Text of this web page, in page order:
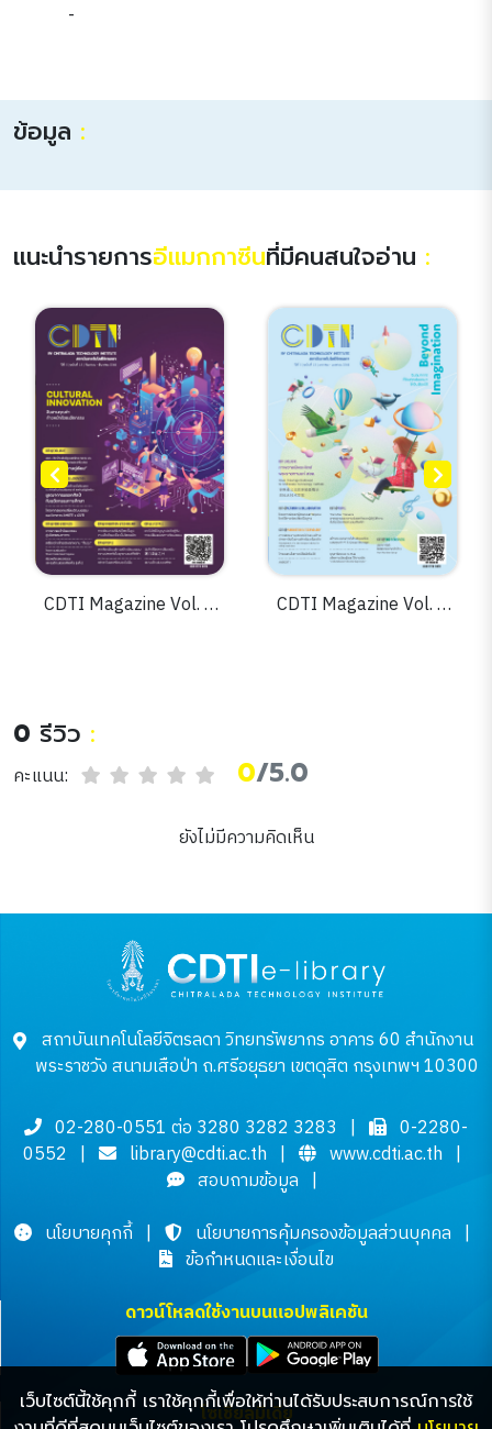
-
ข้อมูล :
แนะนำรายการอีแมกกาซีนที่มีคนสนใจอ่าน :
CDTI Magazine Vol. 5
CDTI Magazine Vol. 5
0 รีวิว :
คะแนน: 0/5.0
ยังไม่มีความคิดเห็น
เว็บไซต์นี้ใช้คุกกี้ เราใช้คุกกี้เพื่อให้ท่านได้รับประสบการณ์การใช้
สถาบันเทคโนโลยีจิตรลดา วิทยทรัพยากร อาคาร 60 สำนักงาน
พระราชวัง สนามเสือป่า ถ.ศรีอยุธยา เขตดุสิต กรุงเทพฯ 10300
02-280-0551 ต่อ 3280 3282 3283 |
0-2280-
0552 | library@cdti.ac.th | www.cdti.ac.th |
สอบถามข้อมูล |
นโยบายคุกกี้ | นโยบายการคุ้มครองข้อมูลส่วนบุคคล |
ข้อกำหนดและเงื่อนไข
ดาวน์โหลดใช้งานบนแอปพลิเคชัน
โซเชียลมีเดีย